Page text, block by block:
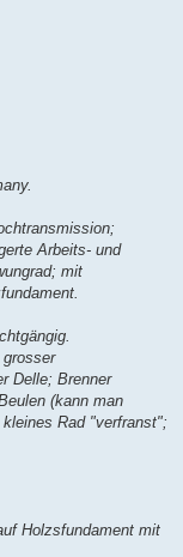
Arbeits- und
mit
Delle; Brenner
(kann man
Rad "verfranst";
Holzsfundament mit